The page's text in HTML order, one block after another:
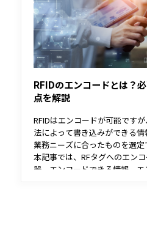
RFIDのエンコードとは？
点を解説
RFIDはエンコードが可能です
法によって書き込みができる
業務ニーズに合ったものを選定
本記事では、RFタグへのエン
器、エンコードできる情報、